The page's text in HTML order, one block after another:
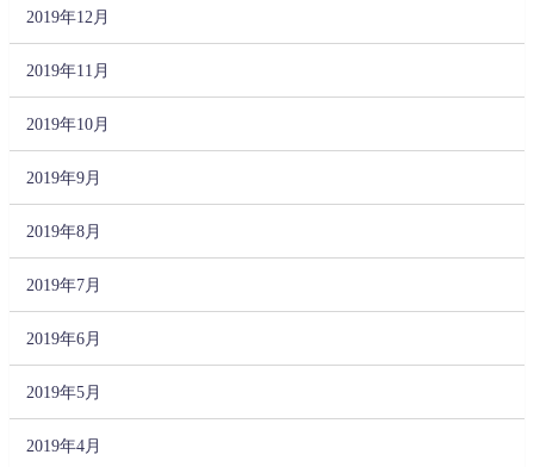
2019年12月
2019年11月
2019年10月
2019年9月
2019年8月
2019年7月
2019年6月
2019年5月
2019年4月